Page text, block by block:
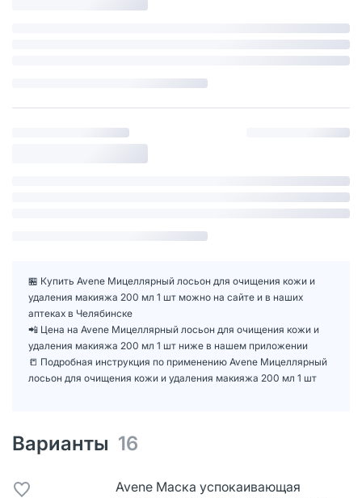
🏪 Купить Avene Мицеллярный лосьон для очищения кожи и
удаления макияжа 200 мл 1 шт можно на сайте и в наших
аптеках в Челябинске
📲 Цена на Avene Мицеллярный лосьон для очищения кожи и
удаления макияжа 200 мл 1 шт ниже в нашем приложении
📒 Подробная инструкция по применению Avene Мицеллярный
лосьон для очищения кожи и удаления макияжа 200 мл 1 шт
Варианты 16
Avene Маска успокаивающая